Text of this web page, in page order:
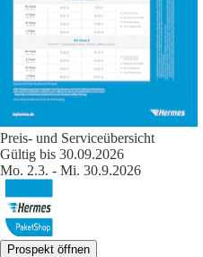
Preis- und Serviceübersicht
Gültig bis 30.09.2026
Mo. 2.3. - Mi. 30.9.2026
Prospekt öffnen